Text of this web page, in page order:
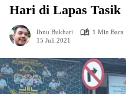
Hari di Lapas Tasik
Ibnu Bukhari
1 Min Baca
15 Juli 2021